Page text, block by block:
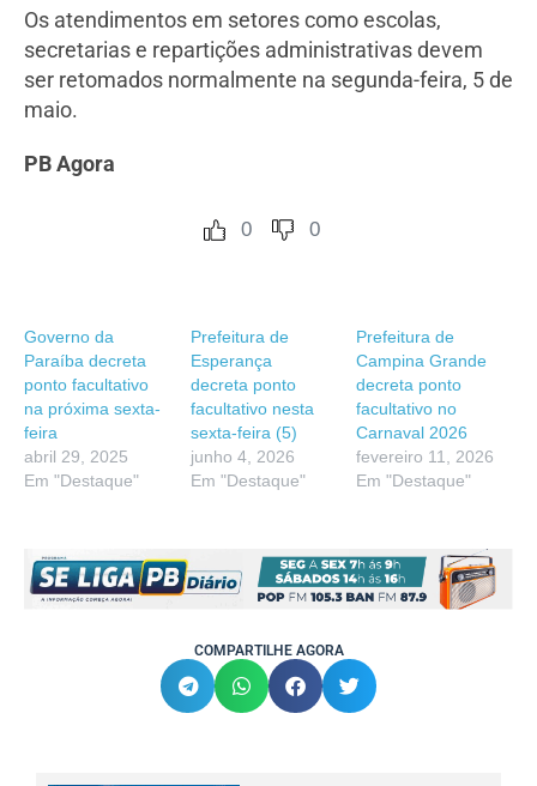
Os atendimentos em setores como escolas,
secretarias e repartições administrativas devem
ser retomados normalmente na segunda-feira, 5 de
maio.
PB Agora
0 0
Governo da
Paraíba decreta
ponto facultativo
na próxima sexta-
feira
abril 29, 2025
Em "Destaque"
Prefeitura de
Esperança
decreta ponto
facultativo nesta
sexta-feira (5)
junho 4, 2026
Em "Destaque"
Prefeitura de
Campina Grande
decreta ponto
facultativo no
Carnaval 2026
fevereiro 11, 2026
Em "Destaque"
COMPARTILHE AGORA